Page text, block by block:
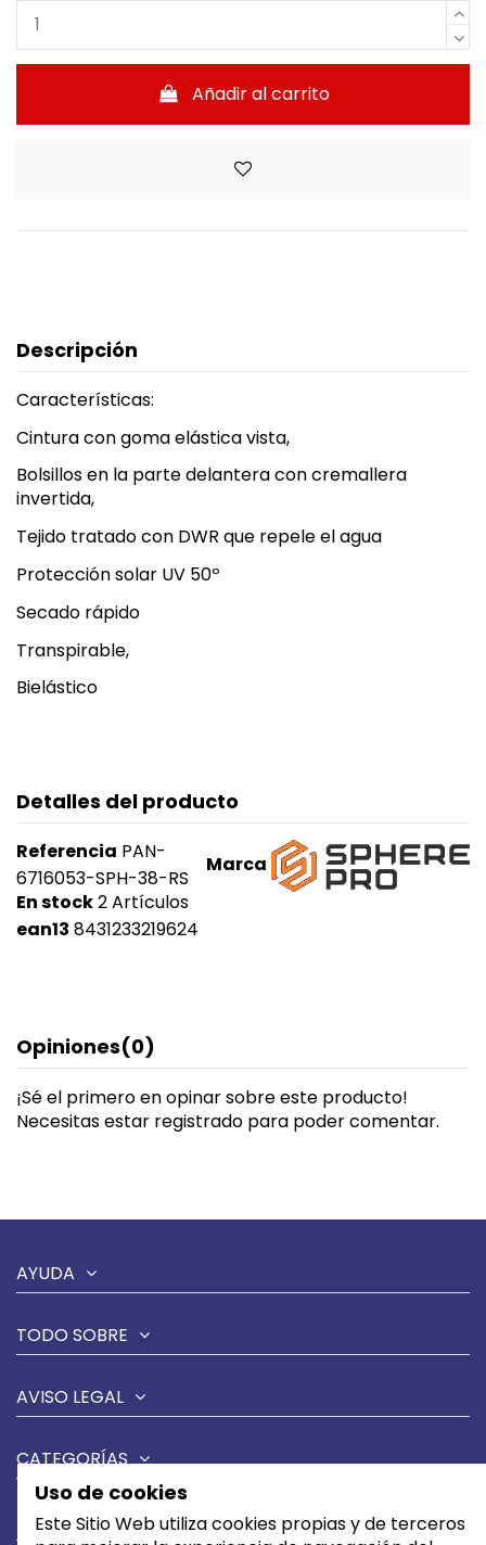
Añadir al carrito
Descripción
Características:
Cintura con goma elástica vista,
Bolsillos en la parte delantera con cremallera
invertida,
Tejido tratado con DWR que repele el agua
Protección solar UV 50º
Secado rápido
Transpirable,
Bielástico
Detalles del producto
Marca
Referencia PAN-
6716053-SPH-38-RS
En stock2 Artículos
ean13 8431233219624
Opiniones(0)
¡Sé el primero en opinar sobre este producto!
Necesitas estar registrado para poder comentar.
AYUDA
TODO SOBRE
AVISO LEGAL
CATEGORÍAS
MARCAS
Uso de cookies
Este Sitio Web utiliza cookies propias y de terceros